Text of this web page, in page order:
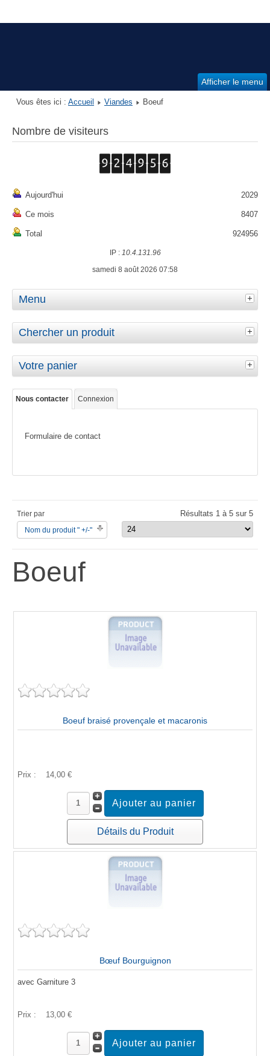
Afficher le menu
Vous êtes ici : Accueil Viandes Boeuf
Nombre de visiteurs
Aujourd'hui 2029
Ce mois 8407
Total 924956
IP : 10.4.131.96
samedi 8 août 2026 07:58
Menu
Chercher un produit
Votre panier
Nous contacter Connexion
Formulaire de contact
Trier par
Nom du produit " +/-"
Résultats 1 à 5 sur 5
Boeuf
Boeuf braisé provençale et macaronis
Prix : 14,00 €
Détails du Produit
Bœuf Bourguignon
avec Garniture 3
Prix : 13,00 €